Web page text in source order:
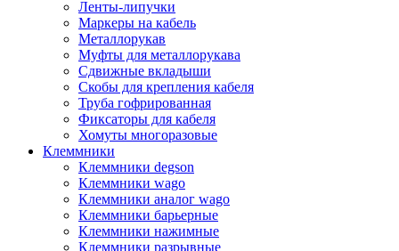
Ленты-липучки
Маркеры на кабель
Металлорукав
Муфты для металлорукава
Сдвижные вкладыши
Скобы для крепления кабеля
Труба гофрированная
Фиксаторы для кабеля
Хомуты многоразовые
Клеммники
Клеммники degson
Клеммники wago
Клеммники аналог wago
Клеммники барьерные
Клеммники нажимные
Клеммники разрывные